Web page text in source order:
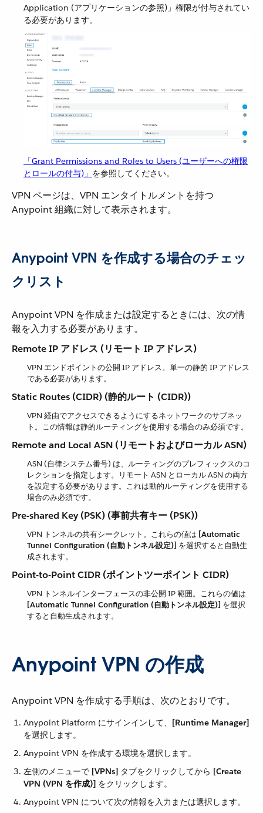
Application (アプリケーションの参照)」権限が付与されてい
る必要があります。
「Grant Permissions and Roles to Users (ユーザーへの権限
とロールの付与)」 ​を参照してください。
VPN ページは、VPN エンタイトルメントを持つ
Anypoint 組織に対して表示されます。
Anypoint VPN を作成する場合のチェッ
クリスト
Anypoint VPN を作成または設定するときには、次の情
報を入力する必要があります。
Remote IP アドレス (リモート IP アドレス)
VPN エンドポイントの公開 IP アドレス。単一の静的 IP アドレス
である必要があります。
Static Routes (CIDR) (静的ルート (CIDR))
VPN 経由でアクセスできるようにするネットワークのサブネッ
ト。この情報は静的ルーティングを使用する場合のみ必須です。
Remote and Local ASN (リモートおよびローカル ASN)
ASN (自律システム番号) は、ルーティングのプレフィックスのコ
レクションを指定します。リモート ASN とローカル ASN の両方
を設定する必要があります。これは動的ルーティングを使用する
場合のみ必須です。
Pre-shared Key (PSK) (事前共有キー (PSK))
VPN トンネルの共有シークレット。これらの値は ​ [Automatic
Tunnel Configuration (自動トンネル設定)] ​ を選択すると自動生
成されます。
Point-to-Point CIDR (ポイントツーポイント CIDR)
VPN トンネルインターフェースの非公開 IP 範囲。これらの値は ​
[Automatic Tunnel Configuration (自動トンネル設定)] ​ を選択
すると自動生成されます。
Anypoint VPN の作成
Anypoint VPN を作成する手順は、次のとおりです。
Anypoint Platform にサインインして、​ [Runtime Manager]
を選択します。
Anypoint VPN を作成する環境を選択します。
左側のメニューで ​ [VPNs] ​ タブをクリックしてから ​ [Create
VPN (VPN を作成)] ​ をクリックします。
Anypoint VPN について次の情報を入力または選択します。